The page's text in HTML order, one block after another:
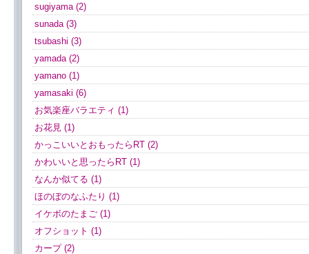
sugiyama (2)
sunada (3)
tsubashi (3)
yamada (2)
yamano (1)
yamasaki (6)
お気楽座バラエティ (1)
お花見 (1)
かっこいいとおもったらRT (2)
かわいいと思ったらRT (1)
なんか似てる (1)
ほのぼのなふたり (1)
イケボのたまご (1)
オフショット (1)
カープ (2)